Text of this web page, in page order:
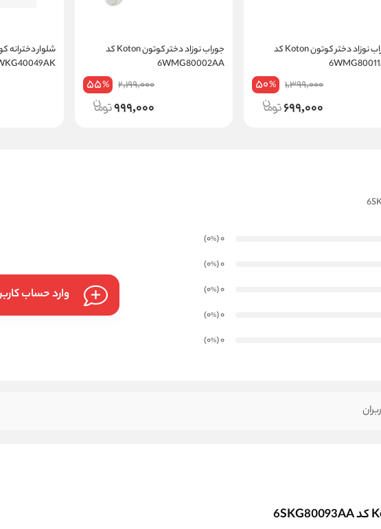
جوراب نوزاد دختر کوتون Koton کد
1,399,000
50%
699,000
جوراب نوزاد دختر کوتون Koton کد
6WMG80002AA
2,199,000
55%
999,000
0
(0
%
)
0
(0
%
)
0
(0
%
)
0
(0
%
)
0
(0
%
)
وارد حساب